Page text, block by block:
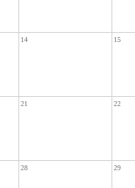
14 15
21 22
28 29